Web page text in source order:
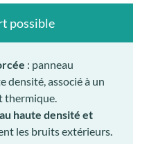
possible
: panneau
densité, associé à un
thermique.
haute densité et
les bruits extérieurs.